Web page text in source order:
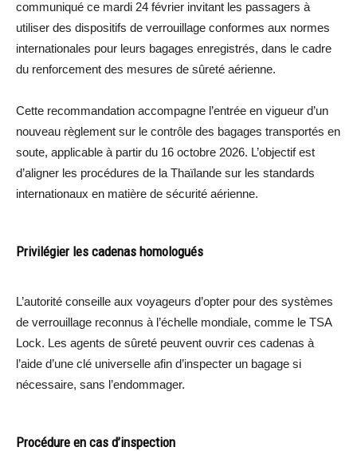
communiqué ce mardi 24 février invitant les passagers à
utiliser des dispositifs de verrouillage conformes aux normes
internationales pour leurs bagages enregistrés, dans le cadre
du renforcement des mesures de sûreté aérienne.
Cette recommandation accompagne l’entrée en vigueur d’un
nouveau règlement sur le contrôle des bagages transportés en
soute, applicable à partir du 16 octobre 2026. L’objectif est
d’aligner les procédures de la Thaïlande sur les standards
internationaux en matière de sécurité aérienne.
Privilégier les cadenas homologués
L’autorité conseille aux voyageurs d’opter pour des systèmes
de verrouillage reconnus à l’échelle mondiale, comme le TSA
Lock. Les agents de sûreté peuvent ouvrir ces cadenas à
l’aide d’une clé universelle afin d’inspecter un bagage si
nécessaire, sans l’endommager.
Procédure en cas d’inspection